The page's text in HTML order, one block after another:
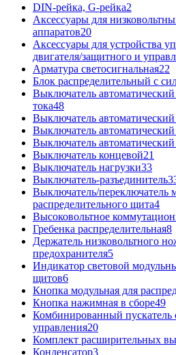
DIN-рейка, G-рейка2
Аксессуары для
аппаратов20
Аксессуары для устройства
двигателя/защитного и
Арматура светосигнальная22
Блок распределительный с
Выключатель
тока48
Выключатель
Выключатель
Выключатель
Выключатель концевой21
Выключатель нагрузки33
Выключатель-разъединитель
Выключатель/переключатель
распределительного щита4
Высоковольтное
Гребенка распределительная8
Держатель низковольтного
предохранителя5
Индикатор световой
щитов6
Кнопка модульная для
Кнопка нажимная в сборе49
Комбинированный пускатель
управления20
Комплект расширительных
Конденсатор3